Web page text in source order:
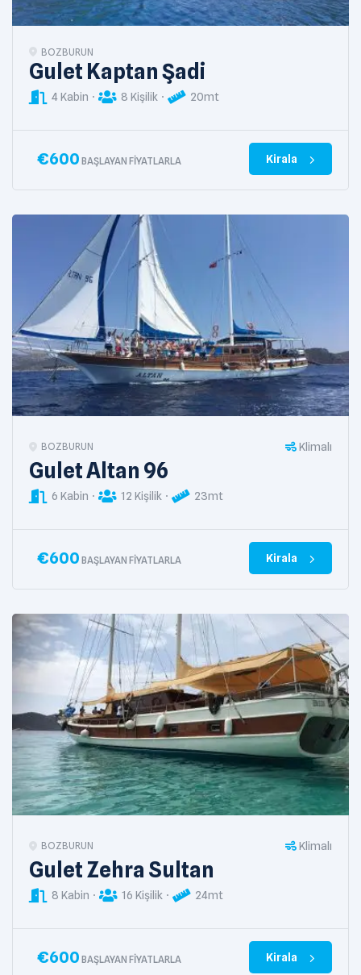
BOZBURUN
Gulet Kaptan Şadi
4 Kabin 8 Kişilik 20mt
€600 BAŞLAYAN FIYATLARLA Kirala
BOZBURUN Klimalı
Gulet Altan 96
6 Kabin 12 Kişilik 23mt
€600 BAŞLAYAN FIYATLARLA Kirala
BOZBURUN Klimalı
Gulet Zehra Sultan
8 Kabin 16 Kişilik 24mt
€600 BAŞLAYAN FIYATLARLA Kirala